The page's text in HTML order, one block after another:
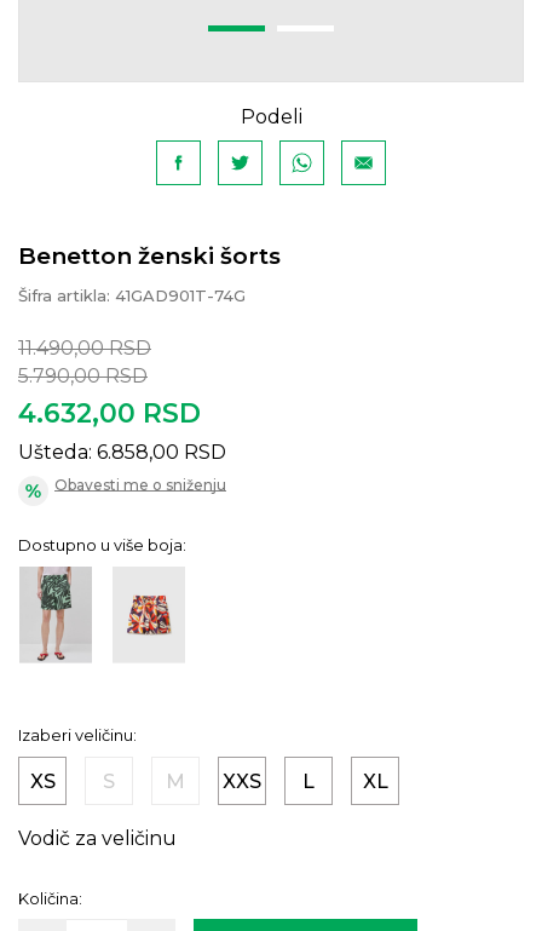
Podeli
Benetton ženski šorts
Šifra artikla: 41GAD901T-74G
11.490,00 RSD
5.790,00 RSD
4.632,00 RSD
Ušteda: 6.858,00 RSD
Obavesti me o sniženju
Dostupno u više boja:
Izaberi veličinu:
XS S M XXS L XL
Vodič za veličinu
Količina: